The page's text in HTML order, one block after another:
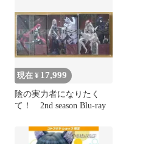
現在 ¥ 17,999
陰の実力者になりたく
て！ 2nd season Blu-ray